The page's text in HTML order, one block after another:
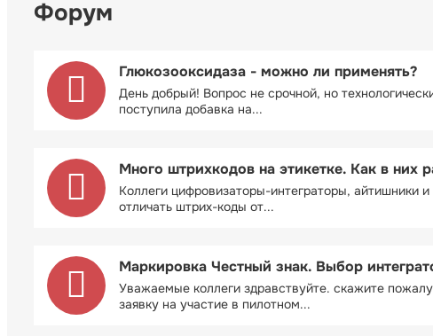
Форум
Глюкозооксидаза - можно ли применять?
День добрый! Вопрос не срочной, но
поступила добавка на...
Много штрихкодов на этикетке. Как в них
Коллеги цифровизаторы-интеграторы, айтишники
отличать штрих-коды от...
Маркировка Честный знак. Выбор
Уважаемые коллеги здравствуйте. скажите
заявку на участие в пилотном...